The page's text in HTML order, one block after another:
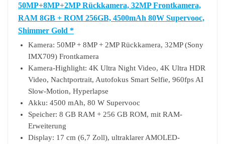
50MP+8MP+2MP Rückkamera, 32MP Frontkamera,
RAM 8GB + ROM 256GB, 4500mAh 80W Supervooc,
Shimmer Gold *
Kamera: 50MP + 8MP + 2MP Rückkamera, 32MP (Sony
IMX709) Frontkamera
Kamera-Highlight: 4K Ultra Night Video, 4K Ultra HDR
Video, Nachtportrait, Autofokus Smart Selfie, 960fps AI
Slow-Motion, Hyperlapse
Akku: 4500 mAh, 80 W Supervooc
Speicher: 8 GB RAM + 256 GB ROM, mit RAM-
Erweiterung
Display: 17 cm (6,7 Zoll), ultraklarer AMOLED-